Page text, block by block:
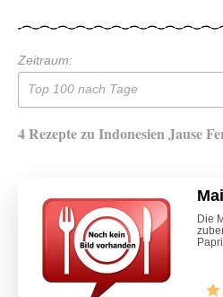
Zeitraum:
Top 100 nach Tage
4 Rezepte zu Indonesien Jause
Die